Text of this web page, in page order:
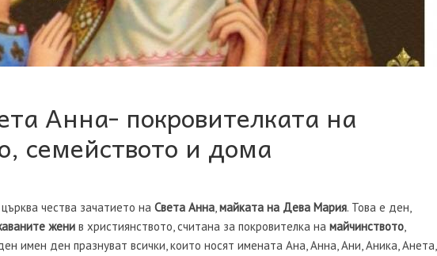
Анна- покровителката на
семейството и дома
чества зачатието на Света Анна,майката на Дева Мария. Това е ден,
жени в християнството, считана за покровителка на майчинството,
имен ден празнуват всички, които носят имената Ана, Анна, Ани, Аника, Анета,